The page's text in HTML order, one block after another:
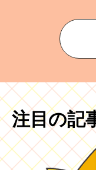
注目の記